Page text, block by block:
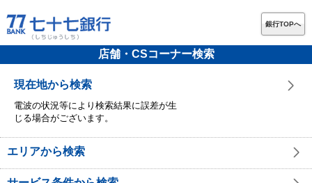
銀行TOPへ
店舗・CSコーナー検索
現在地から検索
電波の状況等により検索結果に誤差が生
じる場合がございます。
エリアから検索